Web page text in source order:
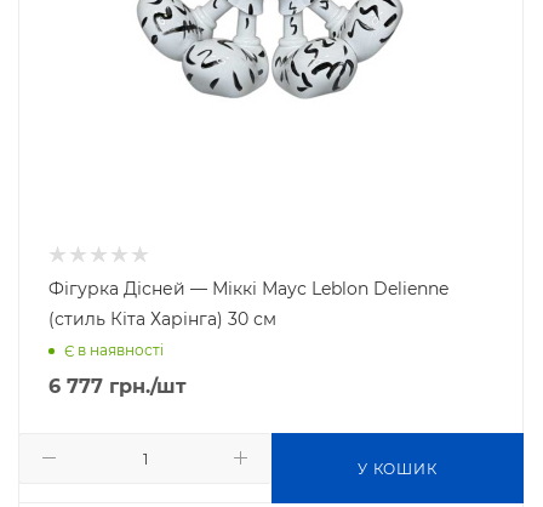
Фігурка Дісней — Міккі Маус Leblon Delienne
(стиль Кіта Харінга) 30 см
Є в наявності
6 777 грн./шт
У КОШИК